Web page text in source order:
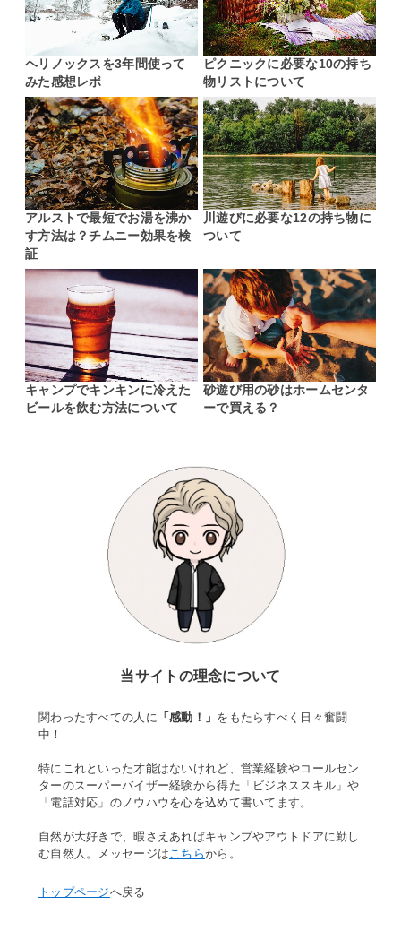
ヘリノックスを3年間使って
みた感想レポ
ピクニックに必要な10の持ち
物リストについて
アルストで最短でお湯を沸か
す方法は？チムニー効果を検
証
川遊びに必要な12の持ち物に
ついて
キャンプでキンキンに冷えた
ビールを飲む方法について
砂遊び用の砂はホームセンタ
ーで買える？
当サイトの理念について
関わったすべての人に 「感動！」 をもたらすべく日々奮闘
中！
特にこれといった才能はないけれど、営業経験やコールセン
ターのスーパーバイザー経験から得た「ビジネススキル」や
「電話対応」のノウハウを心を込めて書いてます。
自然が大好きで、暇さえあればキャンプやアウトドアに勤し
む自然人。メッセージはこちらから。
トップページへ戻る